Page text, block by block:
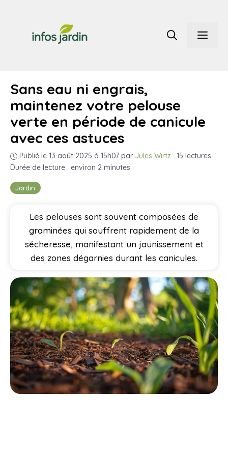
contenu
Jardin
Sans eau ni engrais,
maintenez votre pelouse
verte en période de canicule
avec ces astuces
Publié le 13 août 2025 à 15h07 par Jules Wirtz · 15 lectures ·
Durée de lecture : environ 2 minutes
Les pelouses sont souvent composées de
graminées qui souffrent rapidement de la
sécheresse, manifestant un jaunissement et
des zones dégarnies durant les canicules.